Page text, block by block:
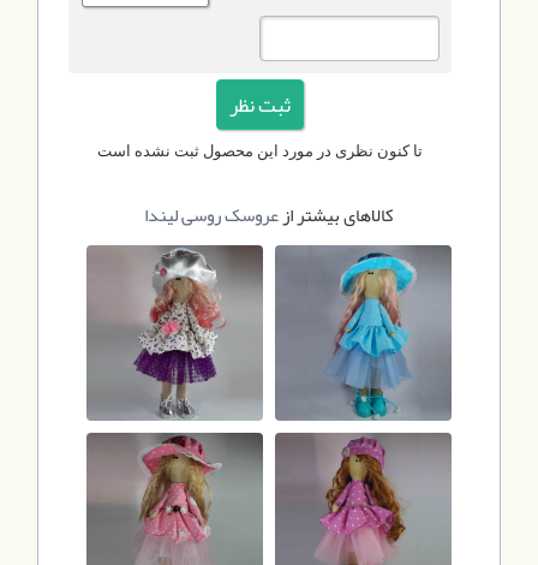
تا کنون نظری در مورد این محصول ثبت نشده است
کالاهای بیشتر ازعروسک روسی لیندا